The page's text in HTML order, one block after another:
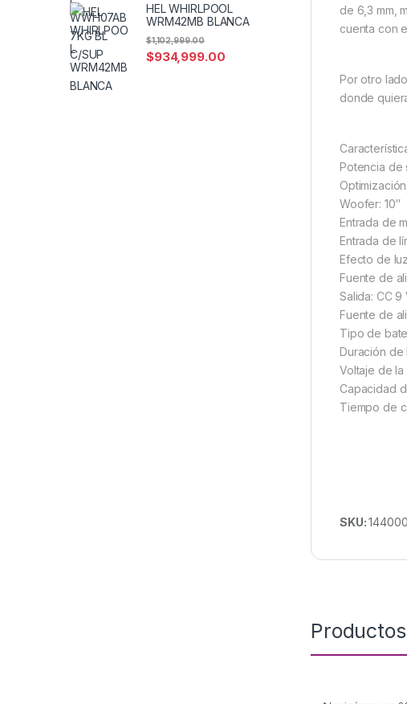
de 6,3 mm,
cuenta con
Por otro
donde
Potencia de
Woofer: 10″
Entrada de
Entrada de
Efecto de
Fuente de
Salida: CC 9
Fuente de
Tipo de
Duración de
Voltaje de la
Capacidad
Tiempo de
SKU:
HEL WHIRLPOOL
WRM42MB BLANCA
$934,999.00
$1,102,999.00